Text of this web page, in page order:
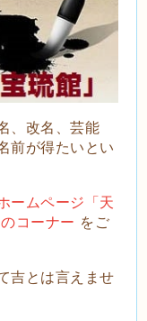
、改名、芸能
前が得たいとい
ームページ「天
コーナー をご
吉とは言えませ